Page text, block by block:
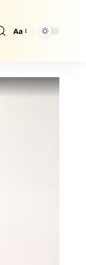
Größenänderung
Aa